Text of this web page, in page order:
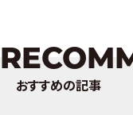
おすすめの記事